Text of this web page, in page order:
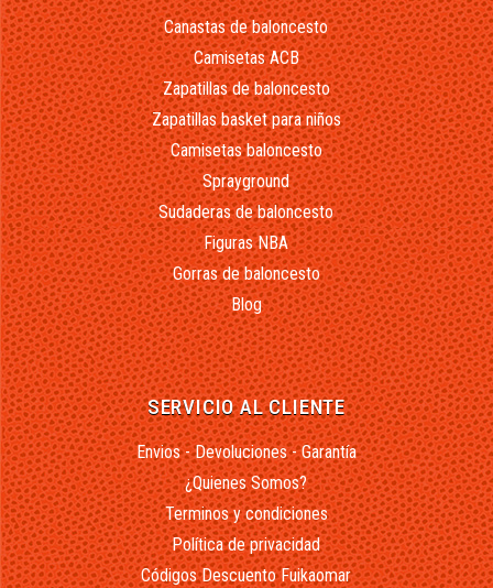
Canastas de baloncesto
Camisetas ACB
Zapatillas de baloncesto
Zapatillas basket para niños
Camisetas baloncesto
Sprayground
Sudaderas de baloncesto
Figuras NBA
Gorras de baloncesto
Blog
SERVICIO AL CLIENTE
Envios - Devoluciones - Garantía
¿Quienes Somos?
Terminos y condiciones
Política de privacidad
Códigos Descuento Fuikaomar